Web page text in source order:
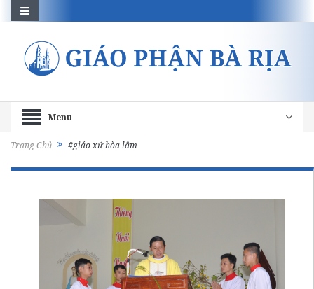
Menu
Trang Chủ #giáo xứ hòa lâm